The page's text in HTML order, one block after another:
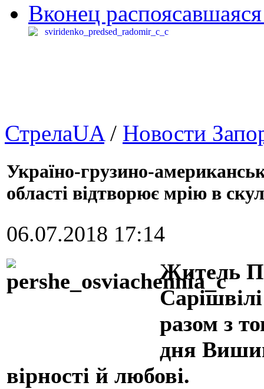
Вконец
СтрелаUA/ Новости
Україно-грузино-
області відтворює мрію в
06.07.2018 17:14
Житель
разом з
дня
вірності й любові.